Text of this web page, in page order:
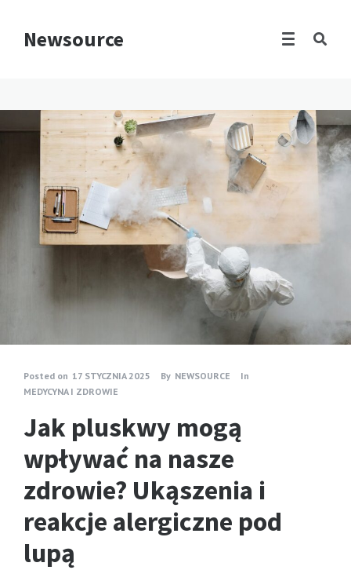
Newsource
Posted on 17 STYCZNIA 2025 By NEWSOURCE
In
MEDYCYNA I ZDROWIE
Jak pluskwy mogą
wpływać na nasze
zdrowie? Ukąszenia i
reakcje alergiczne pod
lupą